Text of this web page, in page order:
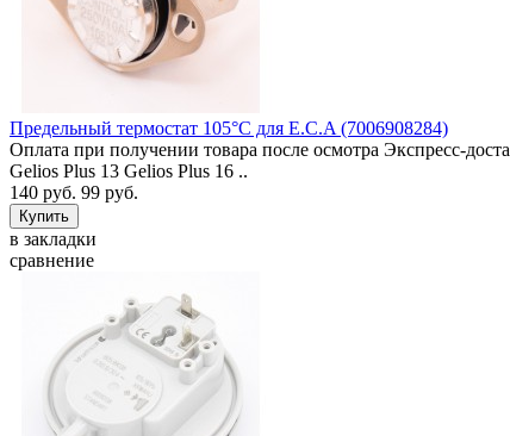
Предельный термостат 105°C для E.C.A (7006908284)
Оплата при получении товара после осмотра Экспресс-
Gelios Plus 13 Gelios Plus 16 ..
140 руб. 99 руб.
в закладки
сравнение